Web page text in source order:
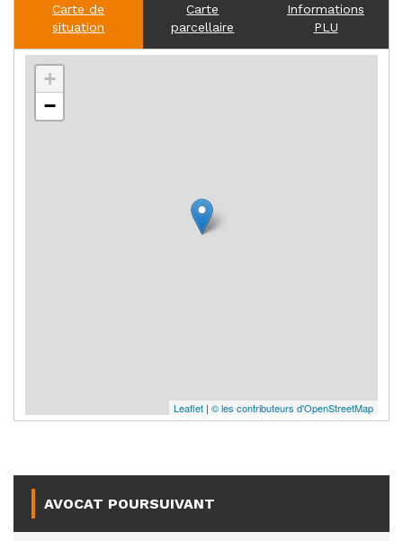
Carte de
situation
Carte
parcellaire
Informations
PLU
+
−
Leaflet | © les contributeurs d'OpenStreetMap
AVOCAT POURSUIVANT